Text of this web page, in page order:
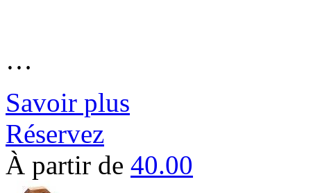
…
Savoir plus
Réservez
À partir de 40.00